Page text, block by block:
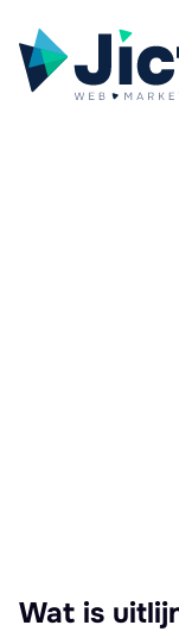
Wat is